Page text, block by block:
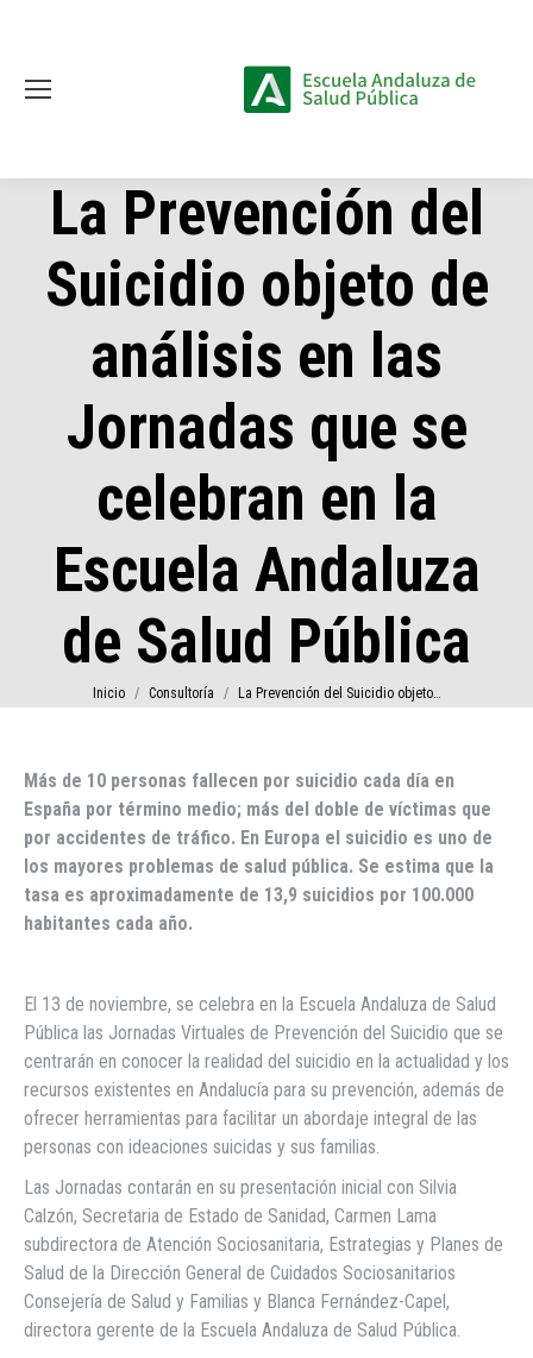
La Prevención del
Suicidio objeto de
análisis en las
Jornadas que se
celebran en la
Escuela Andaluza
de Salud Pública
Estás aquí:
Inicio Consultoría La Prevención del Suicidio objeto…
Más de 10 personas fallecen por suicidio cada día en
España por término medio; más del doble de víctimas que
por accidentes de tráfico. En Europa el suicidio es uno de
los mayores problemas de salud pública. Se estima que la
tasa es aproximadamente de 13,9 suicidios por 100.000
habitantes cada año.
El 13 de noviembre, se celebra en la Escuela Andaluza de Salud
Pública las Jornadas Virtuales de Prevención del Suicidio que se
centrarán en conocer la realidad del suicidio en la actualidad y los
recursos existentes en Andalucía para su prevención, además de
ofrecer herramientas para facilitar un abordaje integral de las
personas con ideaciones suicidas y sus familias.
Las Jornadas contarán en su presentación inicial con Silvia
Calzón, Secretaria de Estado de Sanidad, Carmen Lama
subdirectora de Atención Sociosanitaria, Estrategias y Planes de
Salud de la Dirección General de Cuidados Sociosanitarios
Consejería de Salud y Familias y Blanca Fernández-Capel,
directora gerente de la Escuela Andaluza de Salud Pública.